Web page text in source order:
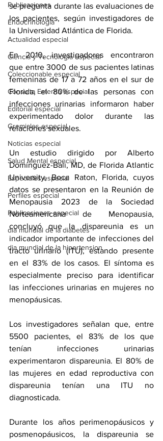
Publicaciones
Endocrinología
Actualidad especial
Ciencia y Tecnología especial
Coleccionable especial
Consulta Externa especial
Editorial especial
Gremiales especial
Noticias especial
Salud Mental especial
Especiales especial
Perfiles especial
Publicaciones especial
dia mundial de la diabetes
dia mundial de la hipertension
se pregunta durante las evaluaciones de
los pacientes, según investigadores de
la Universidad Atlántica de Florida.
En 2010, investigadores encontraron
que entre 3000 de sus pacientes latinas
femeninas de 17 a 72 años en el sur de
Florida, el 80% de las personas con
infecciones urinarias informaron haber
experimentado dolor durante las
relaciones sexuales.
Un estudio dirigido por Alberto
Domínguez-Bali, MD, de Florida Atlantic
University, Boca Raton, Florida, cuyos
Menopausia 2023 de la Sociedad
Norteamericana de Menopausia,
concluyó que la dispareunia es un
indicador importante de infecciones del
tracto urinario (ITU), estando presente
en el 83% de los casos. El síntoma es
especialmente preciso para identificar
las infecciones urinarias en mujeres no
menopáusicas.
Los investigadores señalan que, entre
5500 pacientes, el 83% de los que
tenían infecciones urinarias
experimentaron dispareunia. El 80% de
las mujeres en edad reproductiva con
dispareunia tenían una ITU no
diagnosticada.
Durante los años perimenopáusicos y
posmenopáusicos, la dispareunia se